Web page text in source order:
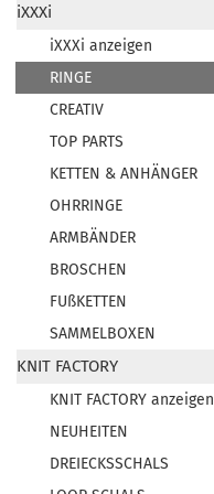
iXXXi
iXXXi anzeigen
RINGE
CREATIV
TOP PARTS
KETTEN & ANHÄNGER
OHRRINGE
ARMBÄNDER
BROSCHEN
FUßKETTEN
SAMMELBOXEN
KNIT FACTORY
KNIT FACTORY anzeigen
NEUHEITEN
DREIECKSSCHALS